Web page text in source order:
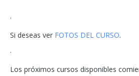
·
Si deseas ver FOTOS DEL CURSO.
·
Los próximos cursos disponibles